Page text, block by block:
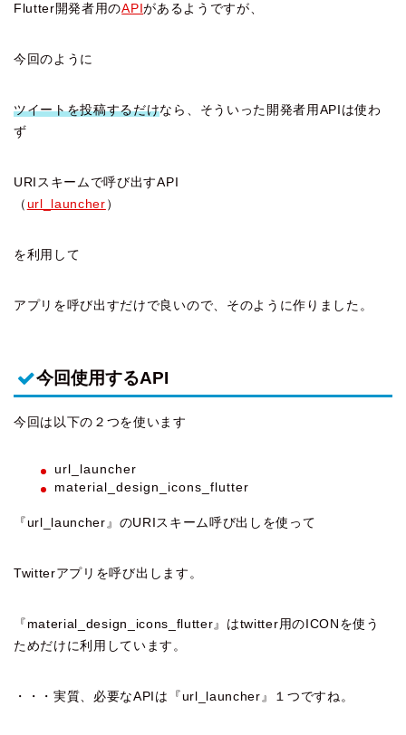
Flutter開発者用のAPIがあるようですが、
今回のように
ツイートを投稿するだけなら、そういった開発者用APIは使わ
ず
URIスキームで呼び出すAPI
（ url_launcher ）
を利用して
アプリを呼び出すだけで良いので、そのように作りました。
今回使用するAPI
今回は以下の２つを使います
url_launcher
material_design_icons_flutter
『url_launcher』のURIスキーム呼び出しを使って
Twitterアプリを呼び出します。
『material_design_icons_flutter』はtwitter用のICONを使う
ためだけに利用しています。
・・・実質、必要なAPIは『url_launcher』１つですね。